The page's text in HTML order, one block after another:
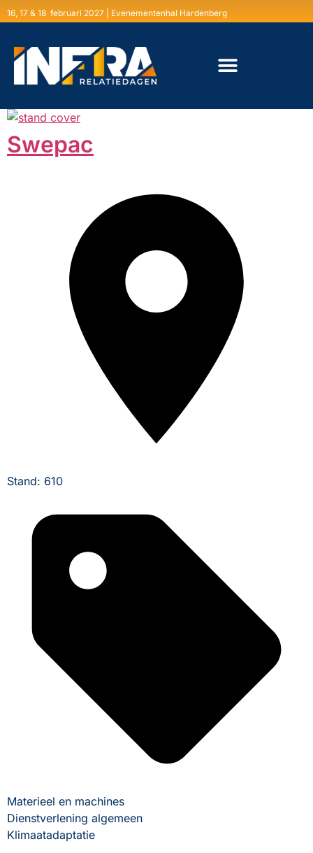
16, 17 & 18 februari 2027 | Evenementenhal Hardenberg
Swepac
Stand: 610
Materieel en machines
Dienstverlening algemeen
Klimaatadaptatie